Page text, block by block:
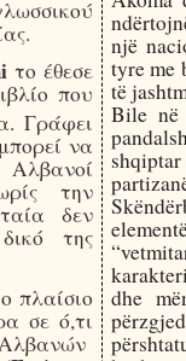
το έθεσε
που
Γράφει
να
Αλβανοί
την
δεν
της
πλαίσιο
σε ό,τι
një
tyre me
të
Bile në
dhe